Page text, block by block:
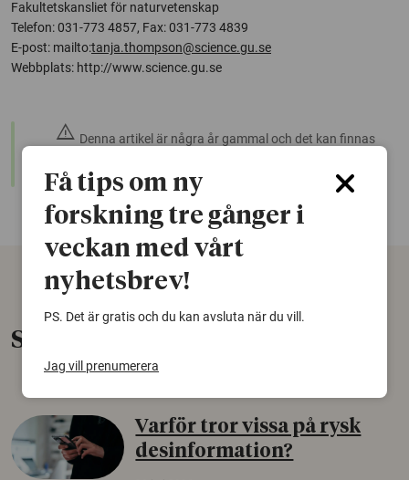
Fakultetskansliet för naturvetenskap
Telefon: 031-773 4857, Fax: 031-773 4839
E-post: mailto:tanja.thompson@science.gu.se
Webbplats: http://www.science.gu.se
warning Denna artikel är några år gammal och det kan finnas
sökfunktion!
Senaste nytt
Varför tror vissa på rysk
desinformation?
Få tips om ny
forskning tre gånger i
veckan med vårt
nyhetsbrev!
PS. Det är gratis och du kan avsluta när du vill.
Jag vill prenumerera